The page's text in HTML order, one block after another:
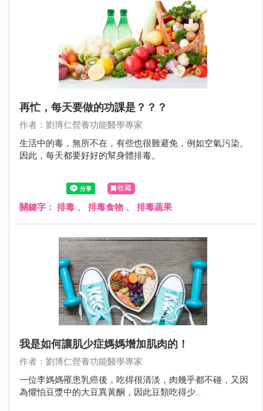
再忙，每天要做的功課是？？？
作者：劉博仁營養功能醫學專家
生活中的毒，無所不在，有些也很難避免，例如空氣污染。
因此，每天都要好好的幫身體排毒。
收藏
關鍵字： 排毒 、 排毒食物 、 排毒蔬果
我是如何讓肌少症媽媽增加肌肉的！
作者：劉博仁營養功能醫學專家
一位李媽媽罹患乳癌後，吃得很清淡，肉幾乎都不碰，又因
為懼怕豆漿中的大豆異黃酮，因此豆類吃得少...